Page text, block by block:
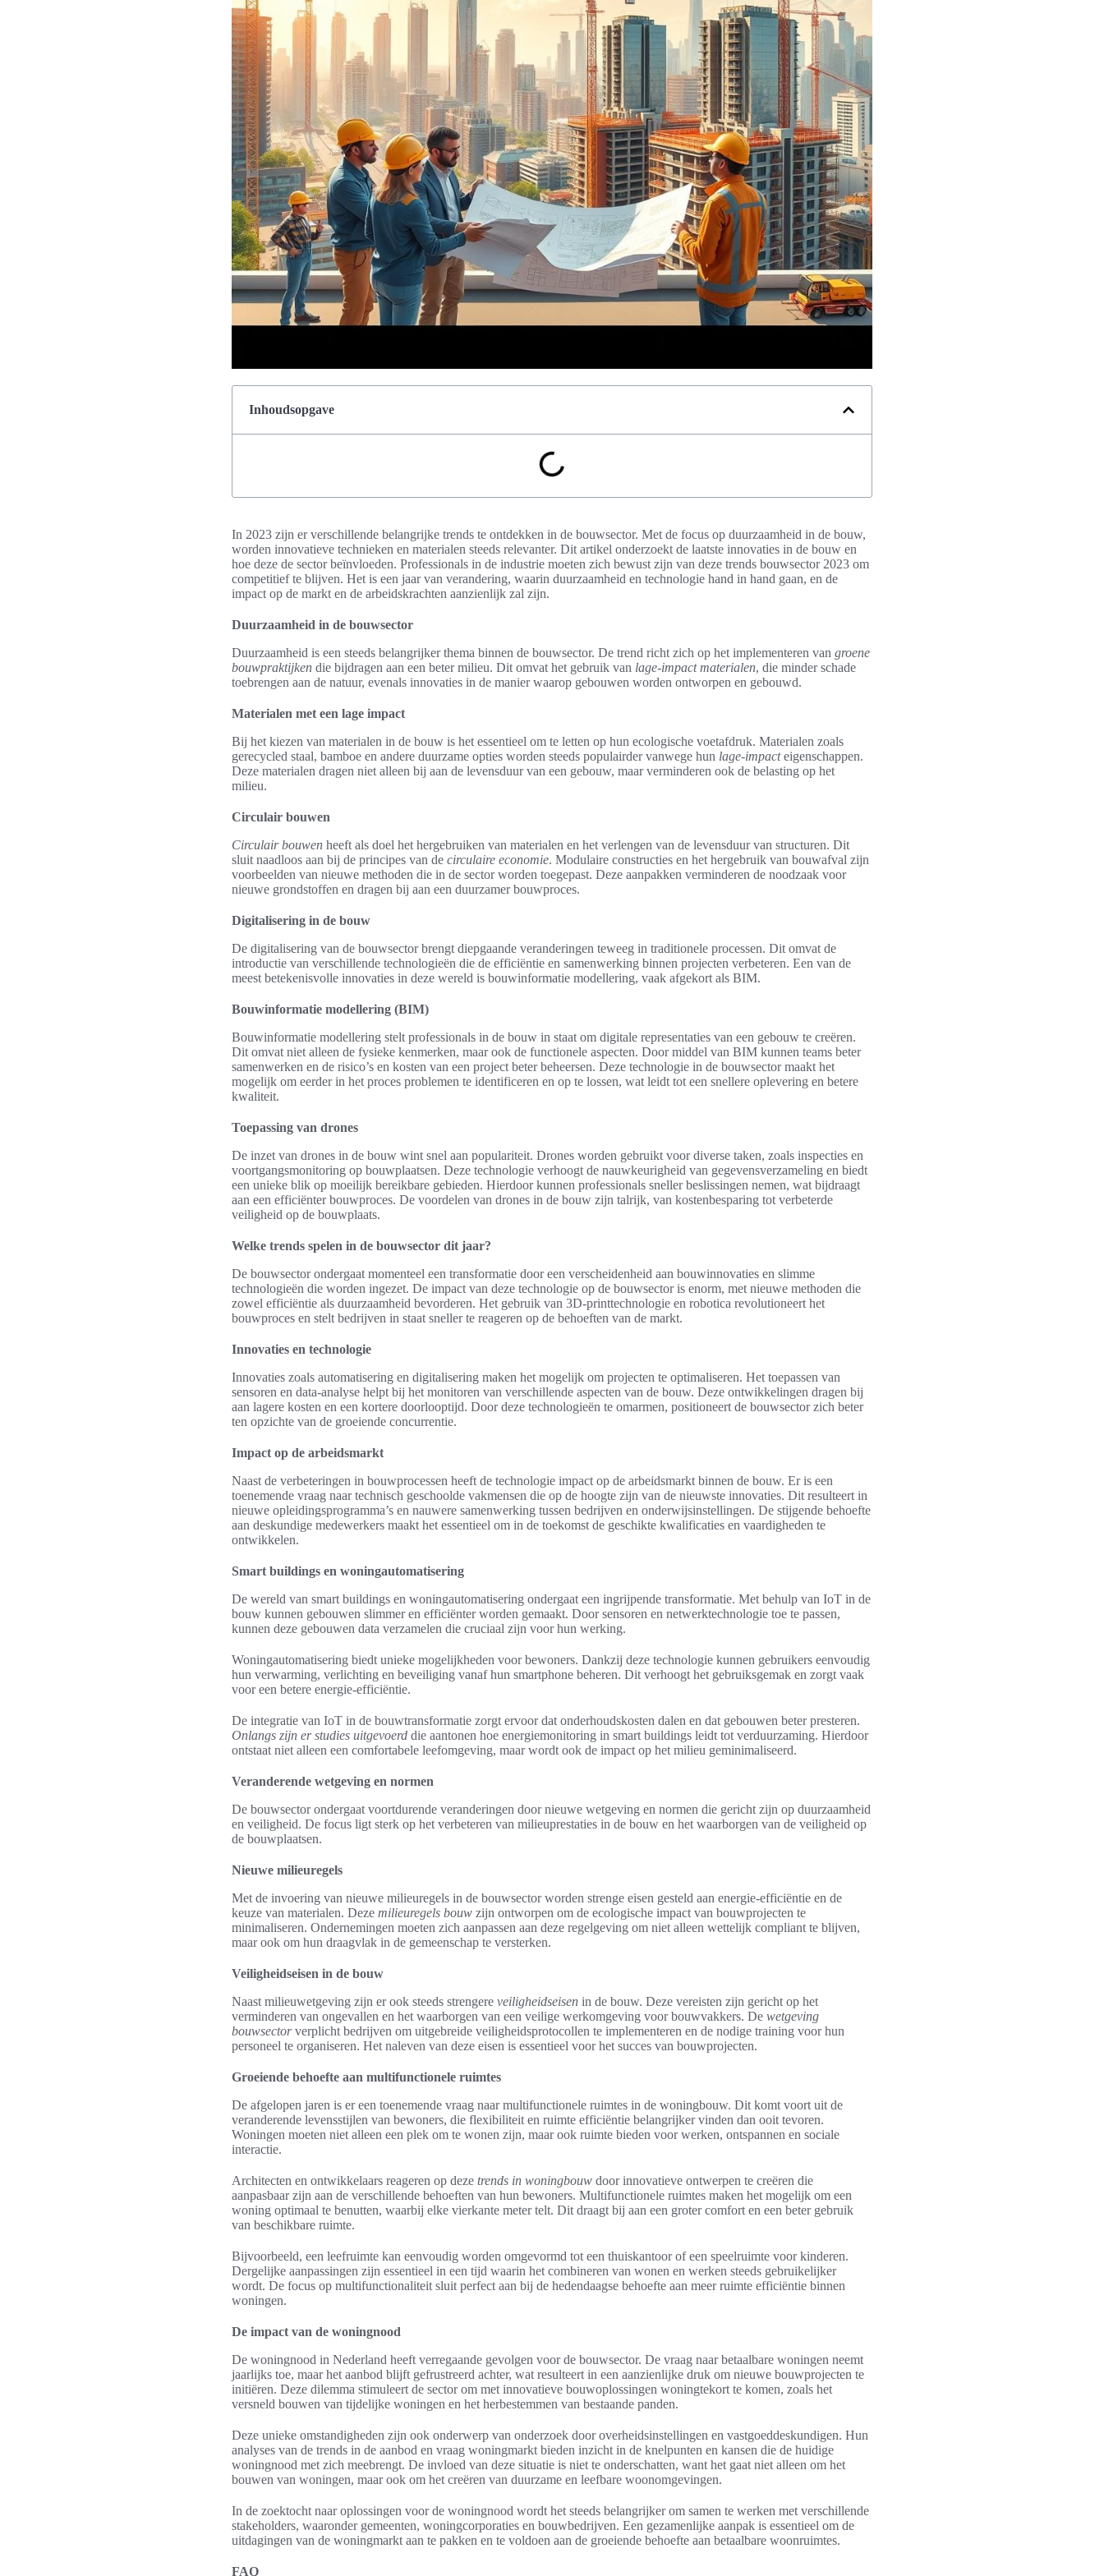
Inhoudsopgave
In 2023 zijn er verschillende belangrijke trends te ontdekken in de bouwsector. Met de focus op duurzaamheid in de bouw,
worden innovatieve technieken en materialen steeds relevanter. Dit artikel onderzoekt de laatste innovaties in de bouw en
hoe deze de sector beïnvloeden. Professionals in de industrie moeten zich bewust zijn van deze trends bouwsector 2023 om
competitief te blijven. Het is een jaar van verandering, waarin duurzaamheid en technologie hand in hand gaan, en de
impact op de markt en de arbeidskrachten aanzienlijk zal zijn.
Duurzaamheid in de bouwsector
Duurzaamheid is een steeds belangrijker thema binnen de bouwsector. De trend richt zich op het implementeren van groene
bouwpraktijken die bijdragen aan een beter milieu. Dit omvat het gebruik van lage-impact materialen, die minder schade
toebrengen aan de natuur, evenals innovaties in de manier waarop gebouwen worden ontworpen en gebouwd.
Materialen met een lage impact
Bij het kiezen van materialen in de bouw is het essentieel om te letten op hun ecologische voetafdruk. Materialen zoals
gerecycled staal, bamboe en andere duurzame opties worden steeds populairder vanwege hun lage-impacteigenschappen.
Deze materialen dragen niet alleen bij aan de levensduur van een gebouw, maar verminderen ook de belasting op het
milieu.
Circulair bouwen
Circulair bouwen heeft als doel het hergebruiken van materialen en het verlengen van de levensduur van structuren. Dit
sluit naadloos aan bij de principes van de circulaire economie. Modulaire constructies en het hergebruik van bouwafval zijn
voorbeelden van nieuwe methoden die in de sector worden toegepast. Deze aanpakken verminderen de noodzaak voor
nieuwe grondstoffen en dragen bij aan een duurzamer bouwproces.
Digitalisering in de bouw
De digitalisering van de bouwsector brengt diepgaande veranderingen teweeg in traditionele processen. Dit omvat de
introductie van verschillende technologieën die de efficiëntie en samenwerking binnen projecten verbeteren. Een van de
meest betekenisvolle innovaties in deze wereld is bouwinformatie modellering, vaak afgekort als BIM.
Bouwinformatie modellering (BIM)
Bouwinformatie modellering stelt professionals in de bouw in staat om digitale representaties van een gebouw te creëren.
Dit omvat niet alleen de fysieke kenmerken, maar ook de functionele aspecten. Door middel van BIM kunnen teams beter
samenwerken en de risico’s en kosten van een project beter beheersen. Deze technologie in de bouwsector maakt het
mogelijk om eerder in het proces problemen te identificeren en op te lossen, wat leidt tot een snellere oplevering en betere
kwaliteit.
Toepassing van drones
De inzet van drones in de bouw wint snel aan populariteit. Drones worden gebruikt voor diverse taken, zoals inspecties en
voortgangsmonitoring op bouwplaatsen. Deze technologie verhoogt de nauwkeurigheid van gegevensverzameling en biedt
een unieke blik op moeilijk bereikbare gebieden. Hierdoor kunnen professionals sneller beslissingen nemen, wat bijdraagt
aan een efficiënter bouwproces. De voordelen van drones in de bouw zijn talrijk, van kostenbesparing tot verbeterde
veiligheid op de bouwplaats.
Welke trends spelen in de bouwsector dit jaar?
De bouwsector ondergaat momenteel een transformatie door een verscheidenheid aan bouwinnovaties en slimme
technologieën die worden ingezet. De impact van deze technologie op de bouwsector is enorm, met nieuwe methoden die
zowel efficiëntie als duurzaamheid bevorderen. Het gebruik van 3D-printtechnologie en robotica revolutioneert het
bouwproces en stelt bedrijven in staat sneller te reageren op de behoeften van de markt.
Innovaties en technologie
Innovaties zoals automatisering en digitalisering maken het mogelijk om projecten te optimaliseren. Het toepassen van
sensoren en data-analyse helpt bij het monitoren van verschillende aspecten van de bouw. Deze ontwikkelingen dragen bij
aan lagere kosten en een kortere doorlooptijd. Door deze technologieën te omarmen, positioneert de bouwsector zich beter
ten opzichte van de groeiende concurrentie.
Impact op de arbeidsmarkt
Naast de verbeteringen in bouwprocessen heeft de technologie impact op de arbeidsmarkt binnen de bouw. Er is een
toenemende vraag naar technisch geschoolde vakmensen die op de hoogte zijn van de nieuwste innovaties. Dit resulteert in
nieuwe opleidingsprogramma’s en nauwere samenwerking tussen bedrijven en onderwijsinstellingen. De stijgende behoefte
aan deskundige medewerkers maakt het essentieel om in de toekomst de geschikte kwalificaties en vaardigheden te
ontwikkelen.
Smart buildings en woningautomatisering
De wereld van smart buildings en woningautomatisering ondergaat een ingrijpende transformatie. Met behulp van IoT in de
bouw kunnen gebouwen slimmer en efficiënter worden gemaakt. Door sensoren en netwerktechnologie toe te passen,
kunnen deze gebouwen data verzamelen die cruciaal zijn voor hun werking.
Woningautomatisering biedt unieke mogelijkheden voor bewoners. Dankzij deze technologie kunnen gebruikers eenvoudig
hun verwarming, verlichting en beveiliging vanaf hun smartphone beheren. Dit verhoogt het gebruiksgemak en zorgt vaak
voor een betere energie-efficiëntie.
De integratie van IoT in de bouwtransformatie zorgt ervoor dat onderhoudskosten dalen en dat gebouwen beter presteren.
Onlangs zijn er studies uitgevoerd die aantonen hoe energiemonitoring in smart buildings leidt tot verduurzaming. Hierdoor
ontstaat niet alleen een comfortabele leefomgeving, maar wordt ook de impact op het milieu geminimaliseerd.
Veranderende wetgeving en normen
De bouwsector ondergaat voortdurende veranderingen door nieuwe wetgeving en normen die gericht zijn op duurzaamheid
en veiligheid. De focus ligt sterk op het verbeteren van milieuprestaties in de bouw en het waarborgen van de veiligheid op
de bouwplaatsen.
Nieuwe milieuregels
Met de invoering van nieuwe milieuregels in de bouwsector worden strenge eisen gesteld aan energie-efficiëntie en de
keuze van materialen. Deze milieuregels bouw zijn ontworpen om de ecologische impact van bouwprojecten te
minimaliseren. Ondernemingen moeten zich aanpassen aan deze regelgeving om niet alleen wettelijk compliant te blijven,
maar ook om hun draagvlak in de gemeenschap te versterken.
Veiligheidseisen in de bouw
Naast milieuwetgeving zijn er ook steeds strengere veiligheidseisen in de bouw. Deze vereisten zijn gericht op het
verminderen van ongevallen en het waarborgen van een veilige werkomgeving voor bouwvakkers. De wetgeving
bouwsectorverplicht bedrijven om uitgebreide veiligheidsprotocollen te implementeren en de nodige training voor hun
personeel te organiseren. Het naleven van deze eisen is essentieel voor het succes van bouwprojecten.
Groeiende behoefte aan multifunctionele ruimtes
De afgelopen jaren is er een toenemende vraag naar multifunctionele ruimtes in de woningbouw. Dit komt voort uit de
veranderende levensstijlen van bewoners, die flexibiliteit en ruimte efficiëntie belangrijker vinden dan ooit tevoren.
Woningen moeten niet alleen een plek om te wonen zijn, maar ook ruimte bieden voor werken, ontspannen en sociale
interactie.
Architecten en ontwikkelaars reageren op deze trends in woningbouw door innovatieve ontwerpen te creëren die
aanpasbaar zijn aan de verschillende behoeften van hun bewoners. Multifunctionele ruimtes maken het mogelijk om een
woning optimaal te benutten, waarbij elke vierkante meter telt. Dit draagt bij aan een groter comfort en een beter gebruik
van beschikbare ruimte.
Bijvoorbeeld, een leefruimte kan eenvoudig worden omgevormd tot een thuiskantoor of een speelruimte voor kinderen.
Dergelijke aanpassingen zijn essentieel in een tijd waarin het combineren van wonen en werken steeds gebruikelijker
wordt. De focus op multifunctionaliteit sluit perfect aan bij de hedendaagse behoefte aan meer ruimte efficiëntie binnen
woningen.
De impact van de woningnood
De woningnood in Nederland heeft verregaande gevolgen voor de bouwsector. De vraag naar betaalbare woningen neemt
jaarlijks toe, maar het aanbod blijft gefrustreerd achter, wat resulteert in een aanzienlijke druk om nieuwe bouwprojecten te
initiëren. Deze dilemma stimuleert de sector om met innovatieve bouwoplossingen woningtekort te komen, zoals het
versneld bouwen van tijdelijke woningen en het herbestemmen van bestaande panden.
Deze unieke omstandigheden zijn ook onderwerp van onderzoek door overheidsinstellingen en vastgoeddeskundigen. Hun
analyses van de trends in de aanbod en vraag woningmarkt bieden inzicht in de knelpunten en kansen die de huidige
woningnood met zich meebrengt. De invloed van deze situatie is niet te onderschatten, want het gaat niet alleen om het
bouwen van woningen, maar ook om het creëren van duurzame en leefbare woonomgevingen.
In de zoektocht naar oplossingen voor de woningnood wordt het steeds belangrijker om samen te werken met verschillende
stakeholders, waaronder gemeenten, woningcorporaties en bouwbedrijven. Een gezamenlijke aanpak is essentieel om de
uitdagingen van de woningmarkt aan te pakken en te voldoen aan de groeiende behoefte aan betaalbare woonruimtes.
FAQ